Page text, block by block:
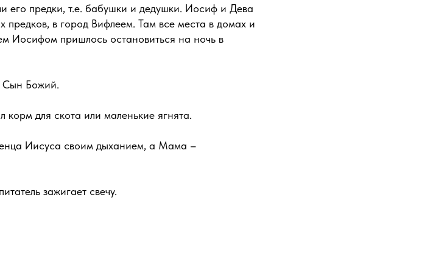
его предки, т.е. бабушки и дедушки. Иосиф и Дева
в город Вифлеем. Там все места в домах и
Иосифом пришлось остановиться на ночь в
Сын Божий.
для скота или маленькие ягнята.
Иисуса своим дыханием, а Мама –
зажигает свечу.